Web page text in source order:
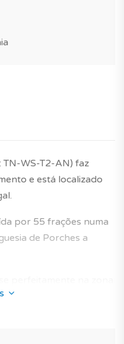
deseja comprar um
novo em Portugal.
incluída.
WS-T2-AN) faz
e está localizado
por 55 frações numa
de Porches a
novos concebidos